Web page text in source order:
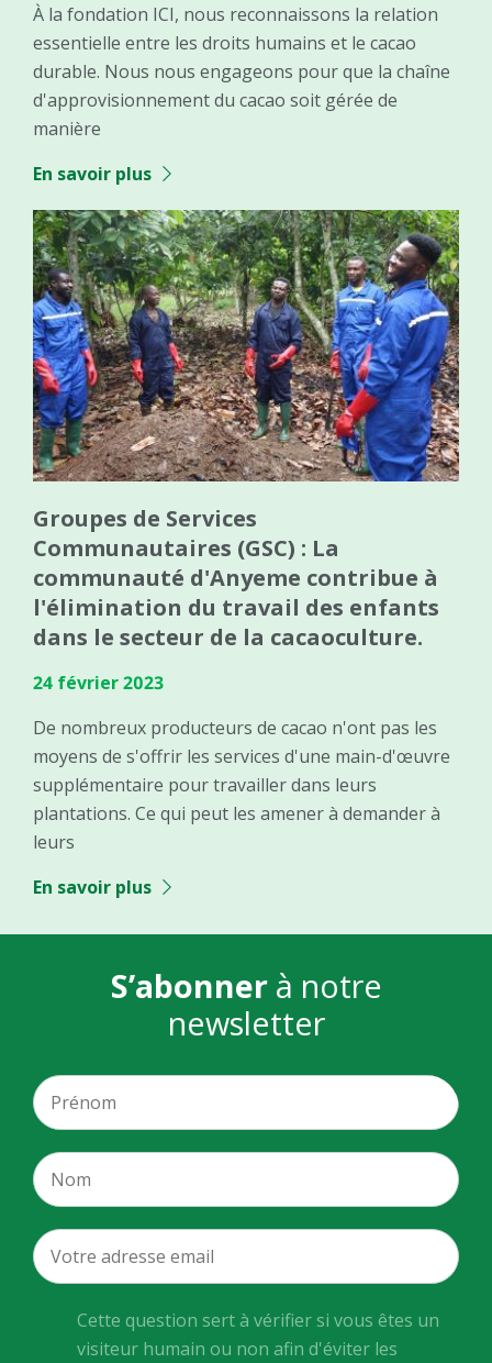
À la fondation ICI, nous reconnaissons la relation
essentielle entre les droits humains et le cacao
durable. Nous nous engageons pour que la chaîne
d'approvisionnement du cacao soit gérée de
manière
En savoir plus
Groupes de Services
Communautaires (GSC) : La
communauté d'Anyeme contribue à
l'élimination du travail des enfants
dans le secteur de la cacaoculture.
24 février 2023
De nombreux producteurs de cacao n'ont pas les
moyens de s'offrir les services d'une main-d'œuvre
supplémentaire pour travailler dans leurs
plantations. Ce qui peut les amener à demander à
leurs
En savoir plus
S’abonner à notre
newsletter
Cette question sert à vérifier si vous êtes un
visiteur humain ou non afin d'éviter les